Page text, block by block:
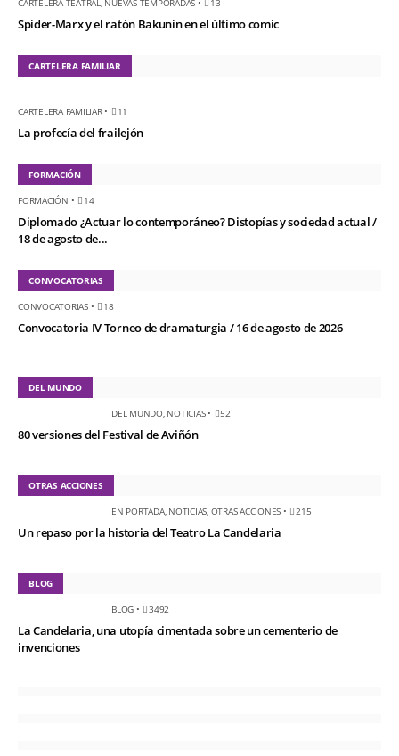
CARTELERA TEATRAL, NUEVAS TEMPORADAS • 13
Spider-Marx y el ratón Bakunin en el último comic
CARTELERA FAMILIAR
CARTELERA FAMILIAR• 11
La profecía del frailejón
FORMACIÓN
FORMACIÓN • 14
Diplomado ¿Actuar lo contemporáneo? Distopías y sociedad actual /
18 de agosto de...
CONVOCATORIAS
CONVOCATORIAS• 18
Convocatoria IV Torneo de dramaturgia / 16 de agosto de 2026
DEL MUNDO
DEL MUNDO, NOTICIAS• 52
80 versiones del Festival de Aviñón
OTRAS ACCIONES
EN PORTADA, NOTICIAS, OTRAS ACCIONES • 215
Un repaso por la historia del Teatro La Candelaria
BLOG
BLOG • 3492
La Candelaria, una utopía cimentada sobre un cementerio de
invenciones